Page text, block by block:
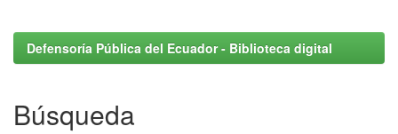
Defensoría Pública del Ecuador - Biblioteca digital
Búsqueda